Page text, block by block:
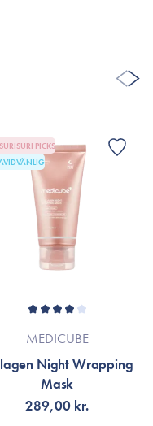
SURISURI PICKS
MEDICUBE
Night Wrapping
Mask
289,00 kr.